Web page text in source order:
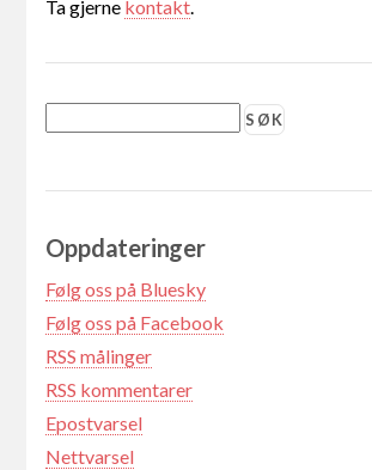
Ta gjerne kontakt.
Oppdateringer
Følg oss på Bluesky
Følg oss på Facebook
RSS målinger
RSS kommentarer
Epostvarsel
Nettvarsel